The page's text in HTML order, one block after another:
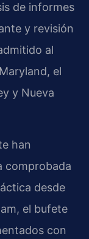
de informes
y revisión
al
el
y Nueva
han
comprobada
desde
el bufete
con